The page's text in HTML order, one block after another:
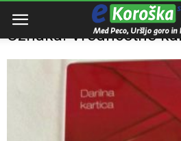
Domov Vrednostne kartice
Oznaka: Vrednostne